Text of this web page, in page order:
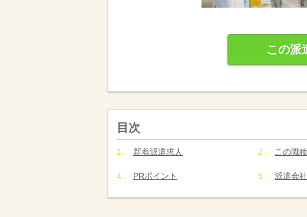
この派
目次
新着派遣求人 この職
PRポイント 派遣会